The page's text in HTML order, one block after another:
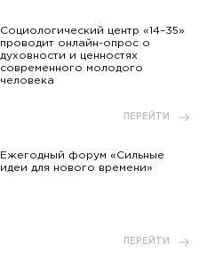
Социологический центр «14–35»
проводит онлайн-опрос о
духовности и ценностях
современного молодого
человека
ПЕРЕЙТИ
Ежегодный форум «Сильные
идеи для нового времени»
ПЕРЕЙТИ